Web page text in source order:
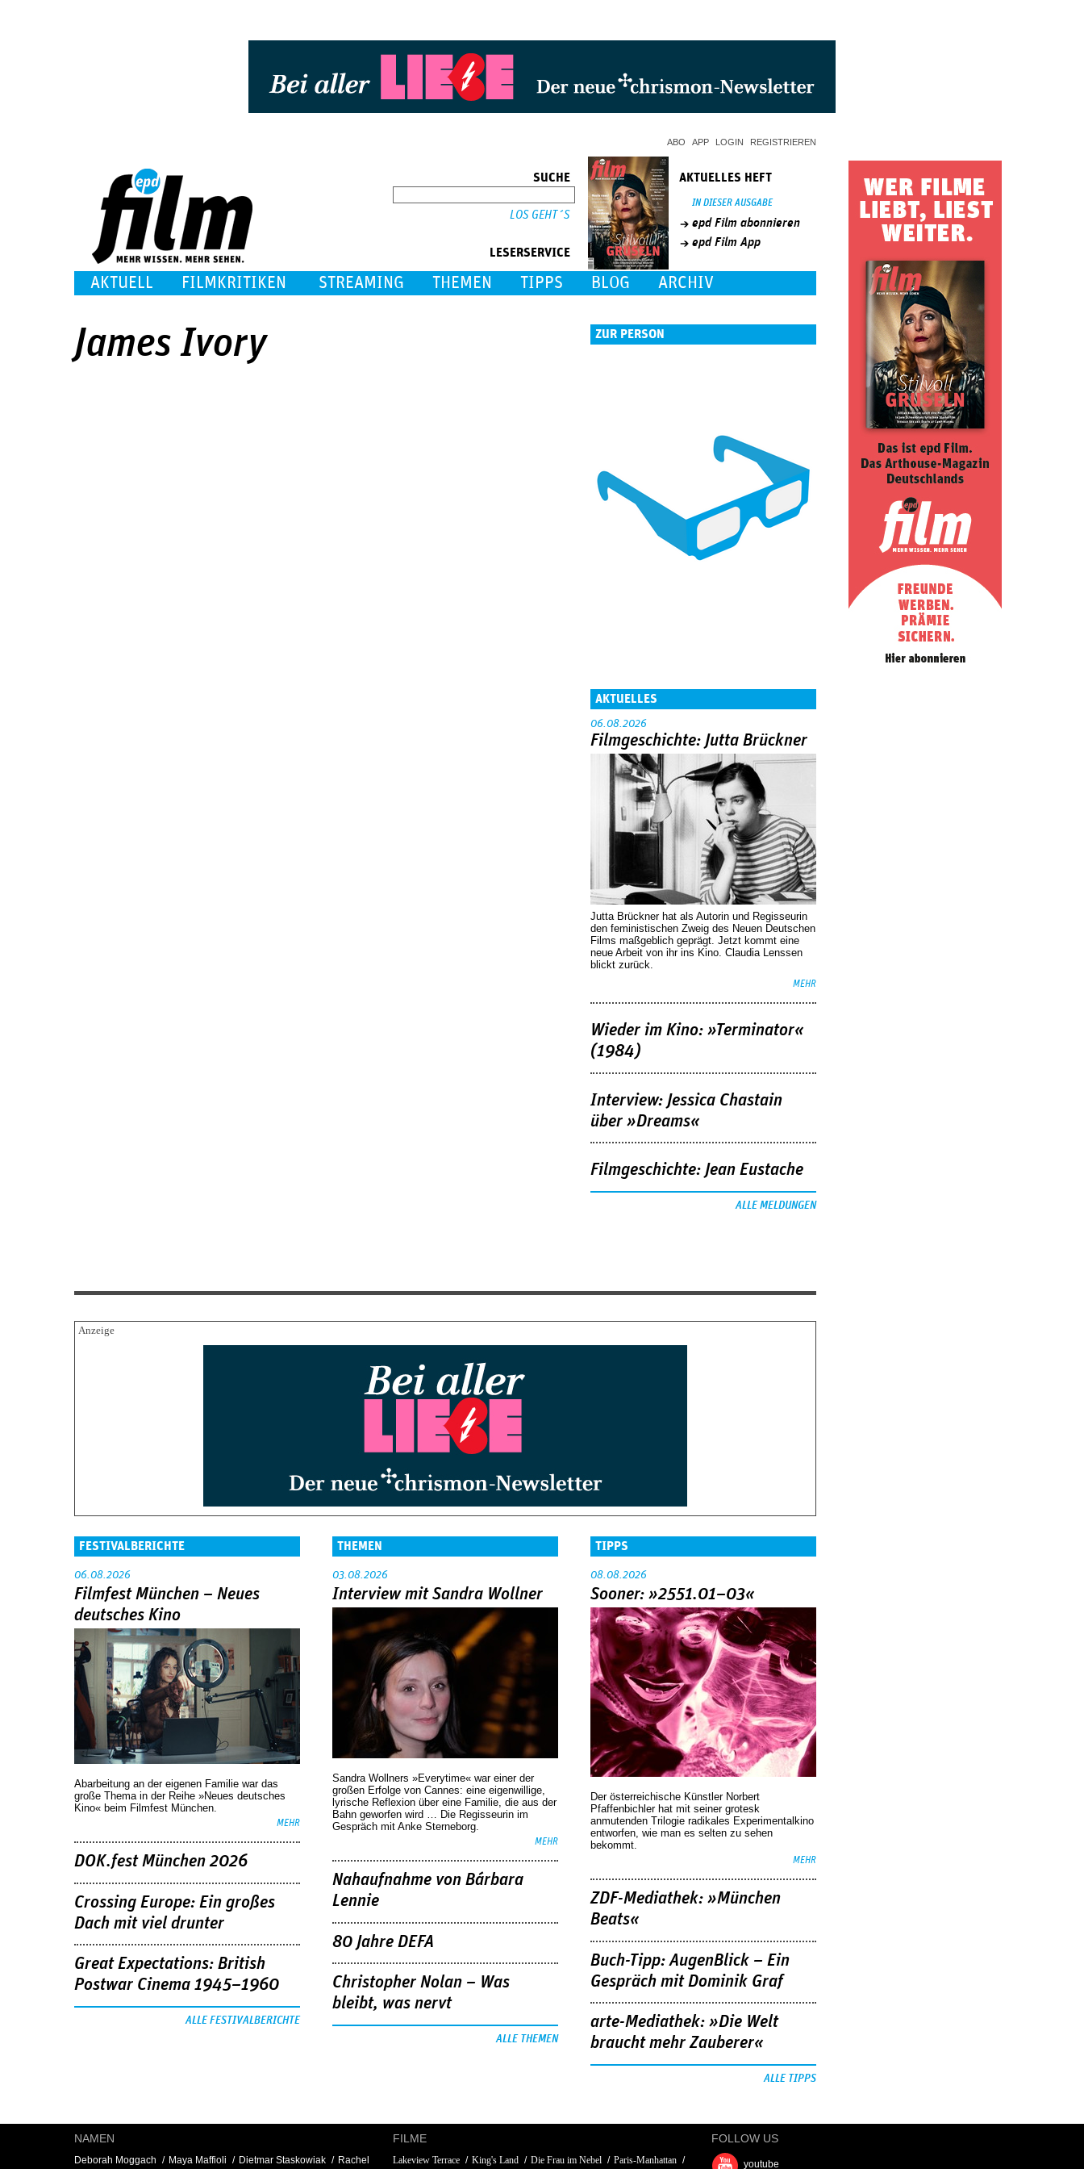
ABO APP LOGIN REGISTRIEREN
SUCHE
LESERSERVICE
AKTUELLES HEFT
IN DIESER AUSGABE
epd Film abonnieren
epd Film App
AKTUELL FILMKRITIKEN STREAMING THEMEN TIPPS BLOG ARCHIV
James Ivory ZUR PERSON
AKTUELLES
06.08.2026
Filmgeschichte: Jutta Brückner
Jutta Brückner hat als Autorin und Regisseurin
den feministischen Zweig des Neuen Deutschen
Films maßgeblich geprägt. Jetzt kommt eine
neue Arbeit von ihr ins Kino. Claudia Lenssen
blickt zurück.
MEHR
Wieder im Kino: »Terminator«
(1984)
Interview: Jessica Chastain
über »Dreams«
Filmgeschichte: Jean Eustache
ALLE MELDUNGEN
FESTIVALBERICHTE
06.08.2026
Filmfest München – Neues
deutsches Kino
Abarbeitung an der eigenen Familie war das
große Thema in der Reihe »Neues deutsches
Kino« beim Filmfest München.
MEHR
DOK.fest München 2026
Crossing Europe: Ein großes
Dach mit viel drunter
Great Expectations: British
Postwar Cinema 1945–1960
ALLE FESTIVALBERICHTE
THEMEN
03.08.2026
Interview mit Sandra Wollner
Sandra Wollners »Everytime« war einer der
großen Erfolge von Cannes: eine eigenwillige,
lyrische Reflexion über eine ­Familie, die aus der
Bahn geworfen wird … Die Regisseurin im
Gespräch mit Anke Sterneborg.
MEHR
Nahaufnahme von Bárbara
Lennie
80 Jahre DEFA
Christopher Nolan – Was
bleibt, was nervt
ALLE THEMEN
TIPPS
08.08.2026
Sooner: »2551.01–03«
Der österreichische Künstler Norbert
Pfaffenbichler hat mit seiner grotesk
anmutenden Trilogie radikales Experimentalkino
entworfen, wie man es selten zu sehen
bekommt.
MEHR
ZDF-Mediathek: »München
Beats«
Buch-Tipp: AugenBlick – Ein
Gespräch mit Dominik Graf
arte-Mediathek: »Die Welt
braucht mehr Zauberer«
ALLE TIPPS
NAMEN
Deborah Moggach Maya Maffioli Dietmar Staskowiak Rachel
FILME
Lakeview Terrace King's Land Die Frau im Nebel Paris-Manhattan
FOLLOW US
youtube